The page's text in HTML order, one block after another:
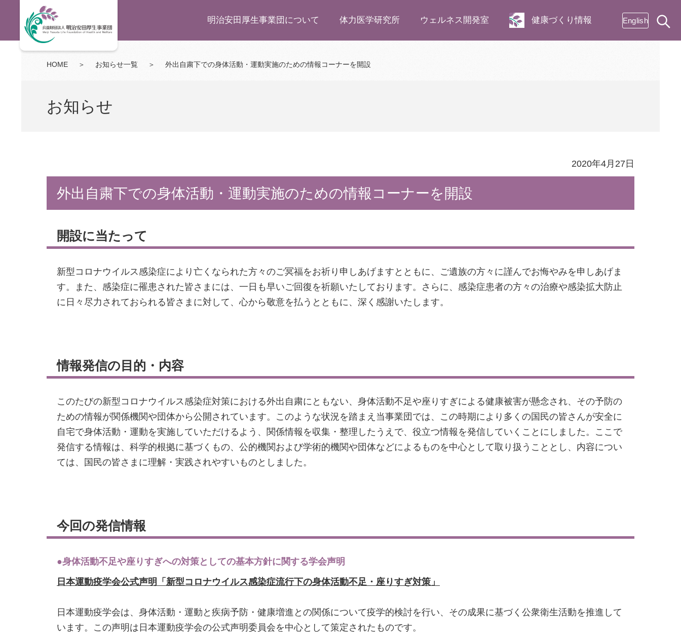
明治安田厚生事業団について 体力医学研究所 ウェルネス開発室 健康づくり情報 English
HOME ＞ お知らせ一覧 ＞ 外出自粛下での身体活動・運動実施のための情報コーナーを開設
お知らせ
2020年4月27日
外出自粛下での身体活動・運動実施のための情報コーナーを開設
開設に当たって
新型コロナウイルス感染症により亡くなられた方々のご冥福をお祈り申しあげますとともに、ご遺族の方々に謹んでお悔やみを申しあげま
す。また、感染症に罹患された皆さまには、一日も早いご回復を祈願いたしております。さらに、感染症患者の方々の治療や感染拡大防止
に日々尽力されておられる皆さまに対して、心から敬意を払うとともに、深く感謝いたします。
情報発信の目的・内容
このたびの新型コロナウイルス感染症対策における外出自粛にともない、身体活動不足や座りすぎによる健康被害が懸念され、その予防の
ための情報が関係機関や団体から公開されています。このような状況を踏まえ当事業団では、この時期により多くの国民の皆さんが安全に
自宅で身体活動・運動を実施していただけるよう、関係情報を収集・整理したうえで、役立つ情報を発信していくことにしました。ここで
発信する情報は、科学的根拠に基づくもの、公的機関および学術的機関や団体などによるものを中心として取り扱うこととし、内容につい
ては、国民の皆さまに理解・実践されやすいものとしました。
今回の発信情報
●身体活動不足や座りすぎへの対策としての基本方針に関する学会声明
日本運動疫学会公式声明「新型コロナウイルス感染症流行下の身体活動不足・座りすぎ対策」
日本運動疫学会は、身体活動・運動と疾病予防・健康増進との関係について疫学的検討を行い、その成果に基づく公衆衛生活動を推進して
います。この声明は日本運動疫学会の公式声明委員会を中心として策定されたものです。